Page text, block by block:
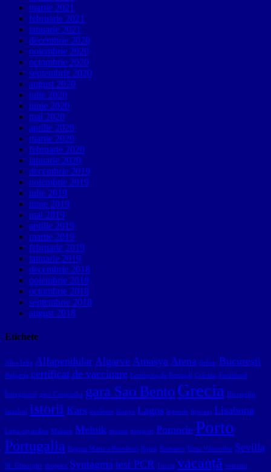
martie 2021
februarie 2021
ianuarie 2021
decembrie 2020
noiembrie 2020
octombrie 2020
septembrie 2020
august 2020
iulie 2020
iunie 2020
mai 2020
aprilie 2020
martie 2020
februarie 2020
ianuarie 2020
decembrie 2019
noiembrie 2019
iulie 2019
iunie 2019
mai 2019
aprilie 2019
martie 2019
februarie 2019
ianuarie 2019
decembrie 2018
noiembrie 2018
octombrie 2018
septembrie 2018
august 2018
Etichete
Alba Iulia Alfapendular Algarve Amasya Atena Belem București
Bulgaria certificat de vaccinare Comboios de Portugal Crăciun Ferdinand
Întregitorul gara Campanha gara Sao Bento Grecia Hierapolis
Istanbul istorii Kars kavârma Konya Lagos legende lipscani Lisabona
Lupa capitolina Makaza Melnik muzeu pașaport Pomorie Porto
Portugalia Regina Maria a României Rojen Romaero Roza Vânturilor Sevilla
Sf. Gheorghe shopska Syntagma test PCR Turcia vacanță veterani